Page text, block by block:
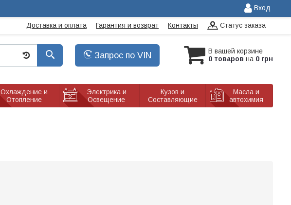
Вход
Доставка и оплата Гарантия и возврат Контакты Статус заказа
В вашей корзине
0 товаров на 0 грн
Запрос по VIN
Охлаждение и
Отопление
Электрика и
Освещение
Кузов и
Составляющие
Масла и
автохимия